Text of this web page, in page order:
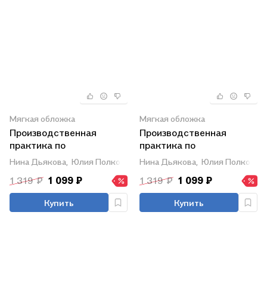
Мягкая обложка
Производственная
практика по
фармацевтической
пособие
Нина Дьякова, Юлия Полковникова
1 319 ₽ 1 099 ₽
Купить
Мягкая обложка
Производственная
практика по
фармацевтической
пособие
Нина Дьякова, Юлия
1 319 ₽ 1 099 ₽
Купить